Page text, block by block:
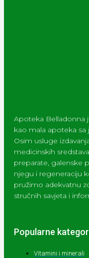
Apoteka Belladonna
kao mala apoteka
Osim usluge
medicinskih
preparate, galenske
njegu i regeneraciju
pružimo adekvatnu
stručnih savjeta i
Popularne
Vitamini i minerali